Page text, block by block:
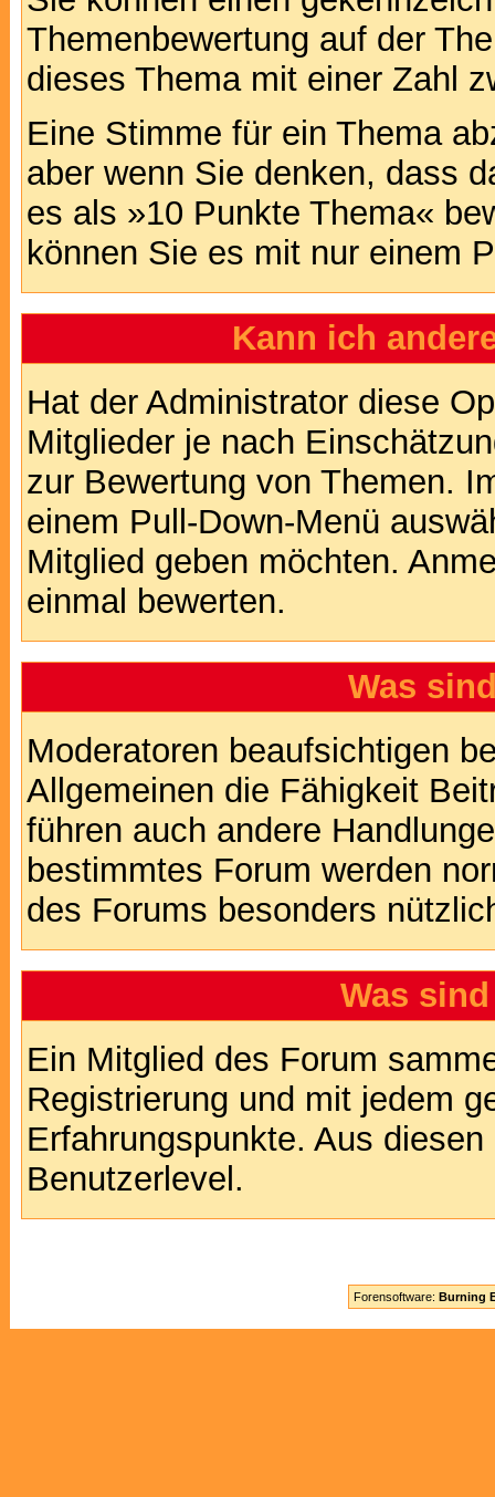
Themenbewertung auf der
dieses Thema mit einer Zahl
Eine Stimme für ein Thema
aber wenn Sie denken, dass
es als »10 Punkte Thema«
können Sie es mit nur einem
Kann ich
Hat der Administrator diese
Mitglieder je nach
zur Bewertung von Themen.
einem Pull-Down-Menü
Mitglied geben möchten.
einmal bewerten.
Was
Moderatoren beaufsichtigen
Allgemeinen die Fähigkeit
führen auch andere
bestimmtes Forum werden
des Forums besonders
Was
Ein Mitglied des Forum
Registrierung und mit jedem
Erfahrungspunkte. Aus
Benutzerlevel.
Forensoftware: Burning